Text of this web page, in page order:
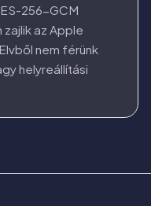
256-GCM
az Apple
nem férünk
helyreállítási